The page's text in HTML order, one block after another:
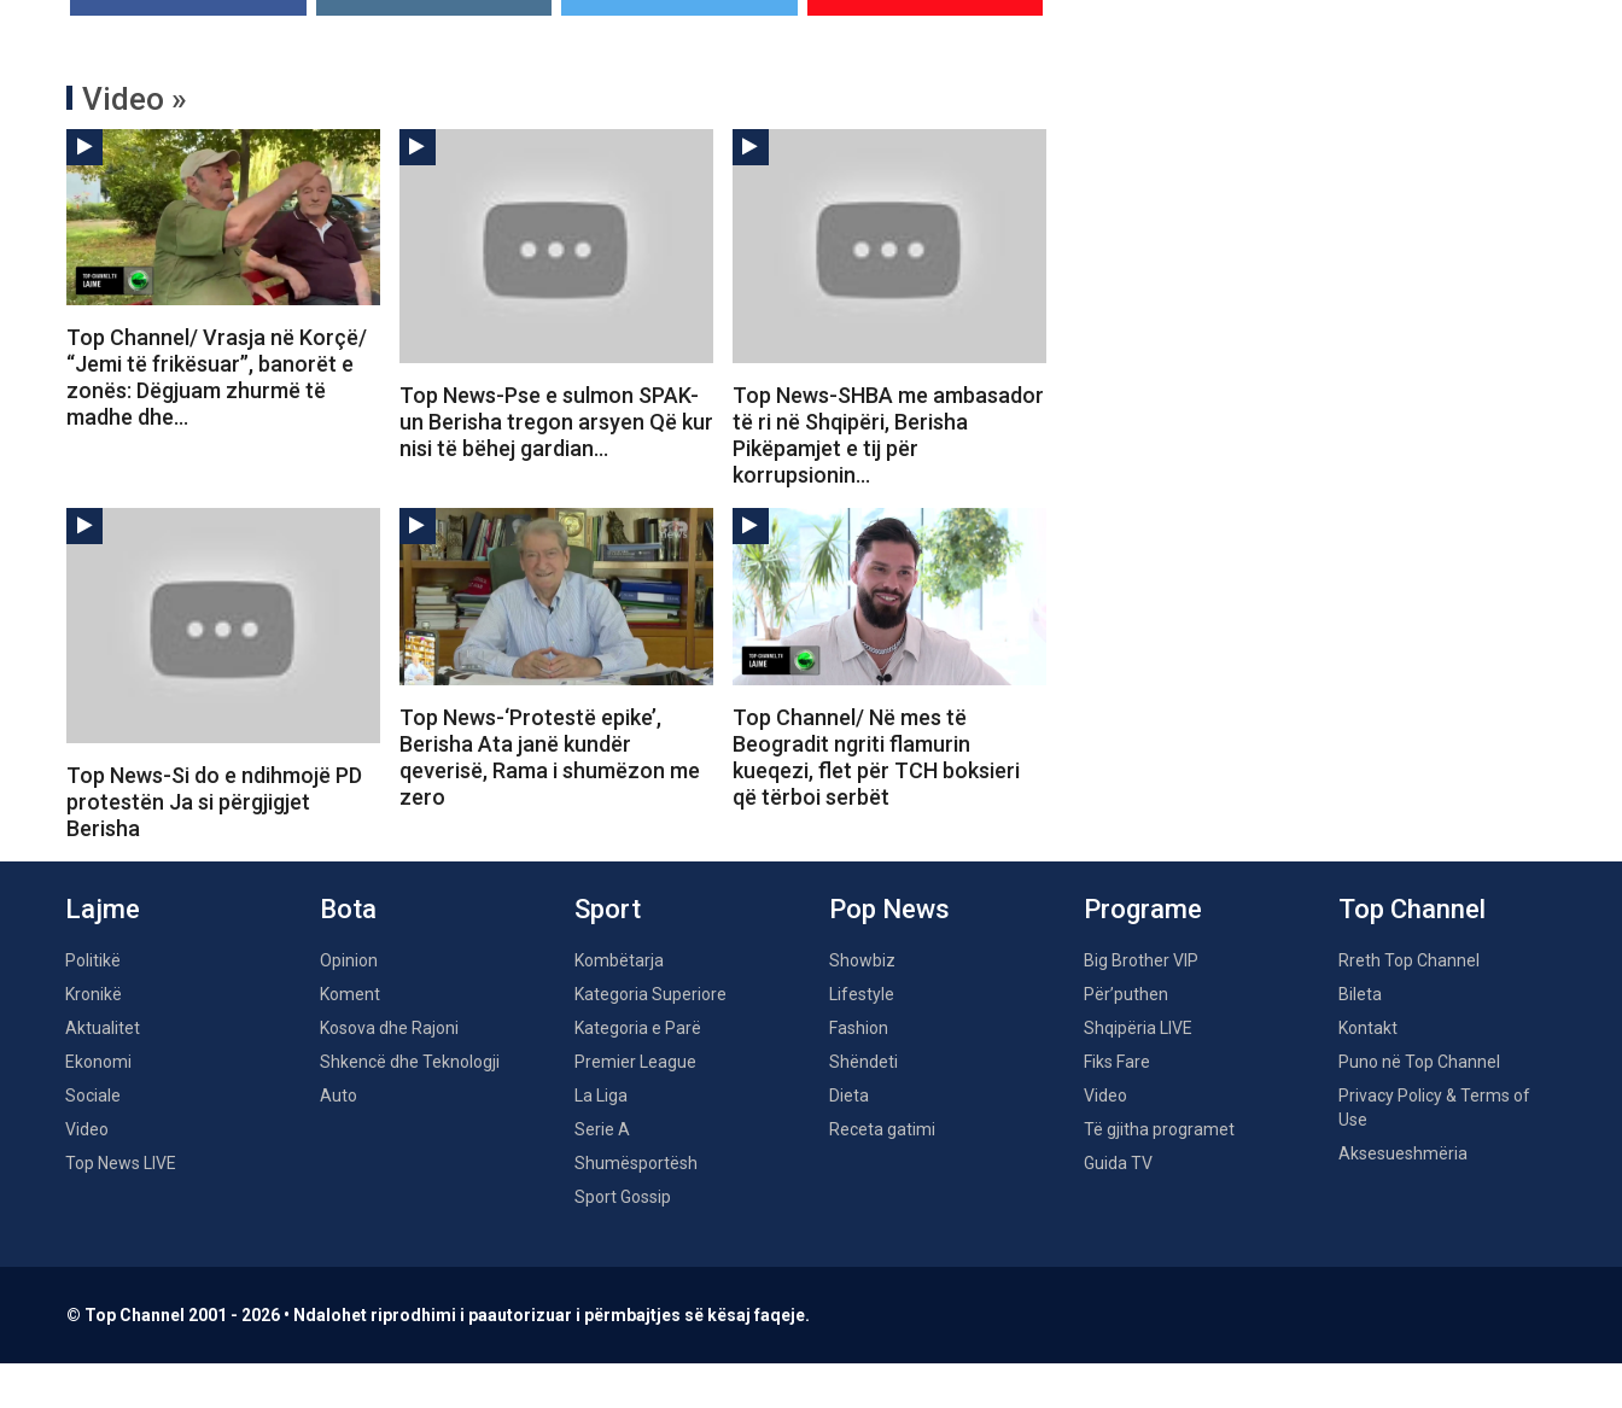
Video »
Top Channel/ Vrasja në Korçë/
“Jemi të frikësuar”, banorët e
zonës: Dëgjuam zhurmë të
madhe dhe…
Top News-Pse e sulmon SPAK-
un Berisha tregon arsyen Që kur
nisi të bëhej gardian…
Top News-SHBA me ambasador
të ri në Shqipëri, Berisha
Pikëpamjet e tij për
korrupsionin…
Top News-Si do e ndihmojë PD
protestën Ja si përgjigjet
Berisha
Top News-‘Protestë epike’,
Berisha Ata janë kundër
qeverisë, Rama i shumëzon me
zero
Top Channel/ Në mes të
Beogradit ngriti flamurin
kueqezi, flet për TCH boksieri
që tërboi serbët
Lajme
Politikë
Kronikë
Aktualitet
Ekonomi
Sociale
Video
Top News LIVE
Bota
Opinion
Koment
Kosova dhe Rajoni
Shkencë dhe Teknologji
Auto
Sport
Kombëtarja
Kategoria Superiore
Kategoria e Parë
Premier League
La Liga
Serie A
Shumësportësh
Sport Gossip
Pop News
Showbiz
Lifestyle
Fashion
Shëndeti
Dieta
Receta gatimi
Programe
Big Brother VIP
Për’puthen
Shqipëria LIVE
Fiks Fare
Video
Të gjitha programet
Guida TV
Top Channel
Rreth Top Channel
Bileta
Kontakt
Puno në Top Channel
Privacy Policy & Terms of
Use
Aksesueshmëria
© Top Channel 2001 - 2026 • Ndalohet riprodhimi i paautorizuar i përmbajtjes së kësaj faqeje.